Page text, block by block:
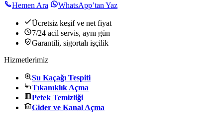
Hemen Ara
WhatsApp’tan Yaz
Ücretsiz keşif ve net fiyat
7/24 acil servis, aynı gün
Garantili, sigortalı işçilik
Hizmetlerimiz
Su Kaçağı Tespiti
Tıkanıklık Açma
Petek Temizliği
Gider ve Kanal Açma